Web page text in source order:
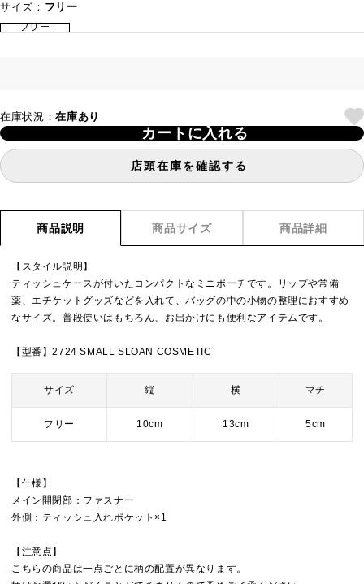
サイズ： フリー
フリー
在庫状況：在庫あり
カートに入れる
店頭在庫を確認する
商品説明 商品サイズ 商品詳細
【スタイル説明】
ティッシュケースが付いたコンパクトなミニポーチです。リップや常備
薬、エチケットグッズなどを入れて、バッグの中の小物の整理におすすめ
なサイズ。普段使いはもちろん、お出かけにも便利なアイテムです。
【型番】2724 SMALL SLOAN COSMETIC
サイズ 縦 横 マチ
フリー 10cm 13cm 5cm
【仕様】
メイン開閉部：ファスナー
外側：ティッシュ入れポケット×1
【注意点】
こちらの商品は一点ごとに柄の配置が異なります。